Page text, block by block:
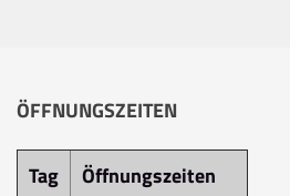
ÖFFNUNGSZEITEN
Tag
Öffnungszeiten